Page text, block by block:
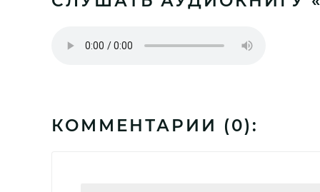
КОММЕНТАРИИ (0):